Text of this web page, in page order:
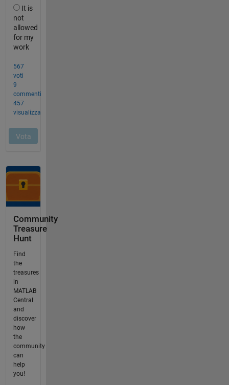
Community
Treasure
Hunt
Find
the
treasures
in
MATLAB
Central
and
discover
how
the
community
can
help
you!